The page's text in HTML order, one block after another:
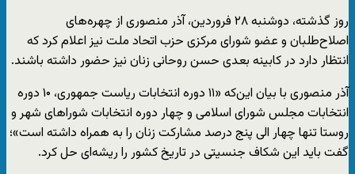
روز گذشته، دوشنبه ۲۸ فروردین، آذر منصوری از چهره‌های
اصلاح‌طلبان و عضو شورای مرکزی حزب اتحاد ملت نیز اعلام کرد که
انتظار دارد در کابینه بعدی حسن روحانی زنان نیز حضور داشته باشند.
آذر منصوری با بیان این‌که «۱۱ دوره انتخابات ریاست جمهوری، ۱۰ دوره
انتخابات مجلس شورای اسلامی و چهار دوره انتخابات شوراهای شهر و
روستا تنها چهار الی پنج درصد مشارکت زنان را به همراه داشته است»؛
گفت باید این شکاف جنسیتی در تاریخ کشور را ریشه‌ای حل کرد.